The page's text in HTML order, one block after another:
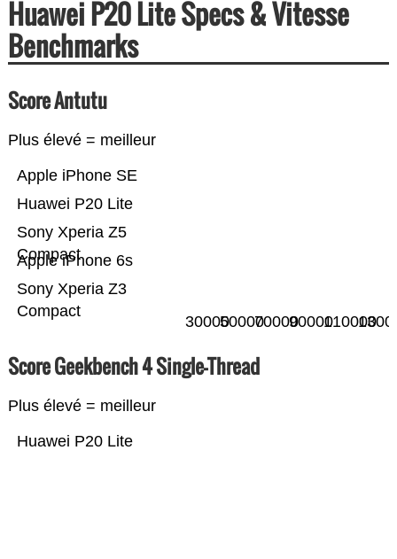
Huawei P20 Lite Specs & Vitesse
Benchmarks
Score Antutu
Plus élevé = meilleur
Sony Xperia Z3
Compact
Apple iPhone 6s
Sony Xperia Z5
Compact
Huawei P20 Lite
Apple iPhone SE
30000500007000090000110000
Score Geekbench 4 Single-Thread
Plus élevé = meilleur
Huawei P20 Lite